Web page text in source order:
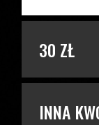
30 ZŁ
INNA